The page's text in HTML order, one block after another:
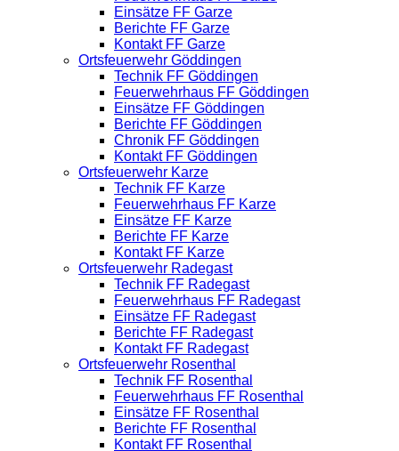
Einsätze FF Garze
Berichte FF Garze
Kontakt FF Garze
Ortsfeuerwehr Göddingen
Technik FF Göddingen
Feuerwehrhaus FF Göddingen
Einsätze FF Göddingen
Berichte FF Göddingen
Chronik FF Göddingen
Kontakt FF Göddingen
Ortsfeuerwehr Karze
Technik FF Karze
Feuerwehrhaus FF Karze
Einsätze FF Karze
Berichte FF Karze
Kontakt FF Karze
Ortsfeuerwehr Radegast
Technik FF Radegast
Feuerwehrhaus FF Radegast
Einsätze FF Radegast
Berichte FF Radegast
Kontakt FF Radegast
Ortsfeuerwehr Rosenthal
Technik FF Rosenthal
Feuerwehrhaus FF Rosenthal
Einsätze FF Rosenthal
Berichte FF Rosenthal
Kontakt FF Rosenthal